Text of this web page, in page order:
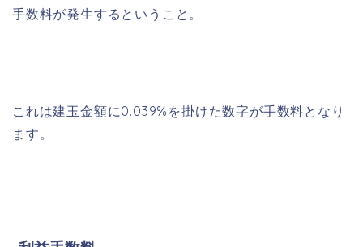
手数料が発生するということ。
これは建玉金額に0.039%を掛けた数字が手数料となり
ます。